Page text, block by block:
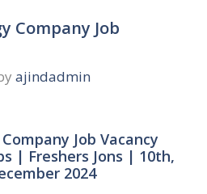
Company Job
ajindadmin
Job Vacancy
| Freshers Jons | 10th,
2024